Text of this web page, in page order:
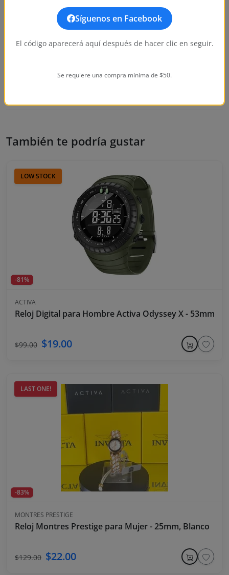
No reviews yet. Be the first to write one! Write a Review
También te podría gustar
LOW STOCK
-81%
ACTIVA
Reloj Digital para Hombre Activa Odyssey X - 53mm -
$99.00 $19.00
LAST ONE!
-83%
MONTRES PRESTIGE
Reloj Montres Prestige para Mujer - 25mm, Blanco
$129.00 $22.00
Síguenos en Facebook
El código aparecerá aquí después de hacer clic en seguir.
Se requiere una compra mínima de $50.